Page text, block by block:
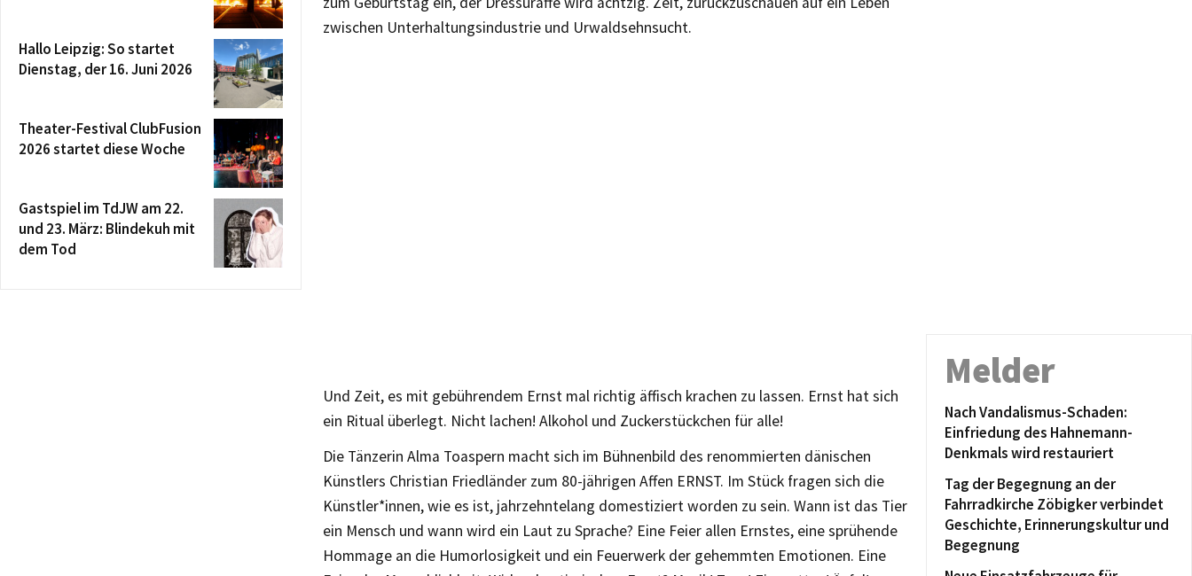
zwischen Unterhaltungsindustrie und Urwaldsehnsucht.
Und Zeit, es mit gebührendem Ernst mal richtig äffisch krachen zu lassen. Ernst hat sich
ein Ritual überlegt. Nicht lachen! Alkohol und Zuckerstückchen für alle!
Die Tänzerin Alma Toaspern macht sich im Bühnenbild des renommierten dänischen
Künstlers Christian Friedländer zum 80-jährigen Affen ERNST. Im Stück fragen sich die
Künstler*innen, wie es ist, jahrzehntelang domestiziert worden zu sein. Wann ist das Tier
ein Mensch und wann wird ein Laut zu Sprache? Eine Feier allen Ernstes, eine sprühende
Hommage an die Humorlosigkeit und ein Feuerwerk der gehemmten Emotionen. Eine
Hallo Leipzig: So startet
Dienstag, der 16. Juni 2026
Theater-Festival ClubFusion
2026 startet diese Woche
Gastspiel im TdJW am 22.
und 23. März: Blindekuh mit
dem Tod
Melder
Nach Vandalismus-Schaden:
Einfriedung des Hahnemann-
Denkmals wird restauriert
Tag der Begegnung an der
Fahrradkirche Zöbigker verbindet
Geschichte, Erinnerungskultur und
Begegnung